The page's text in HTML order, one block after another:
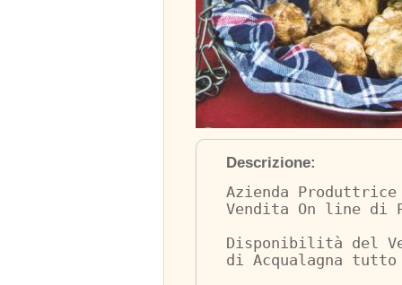
Descrizione:
Azienda
Vendita On line di
Disponibilità del
di Acqualagna